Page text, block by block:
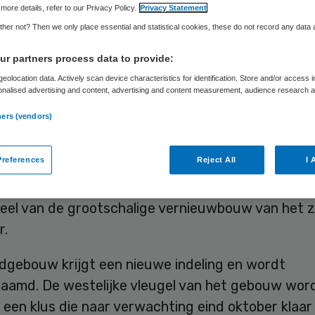
Skipr Redactie 16 augustus 2019 ,13:58 38 keer gelezen
Ziekenhuisgroep start op 19 augustus met de
Westerlicht. Het voormalige verzorgingshuis en
van de grootschalige vernieuwbouw van het
krijgt een nieuwe indeling en wordt
De westelijke vleugel van het gebouw
klus die naar verwachting eind oktober klaar
details, refer to our Privacy Policy. Privacy Statement
not? Then we only place essential and statistical cookies, these do not record any data
partners process data to provide:
data. Actively scan device characteristics for identification. Store and/or access
advertising and content, advertising and content measurement, audience research
(vendors)
Reject All I